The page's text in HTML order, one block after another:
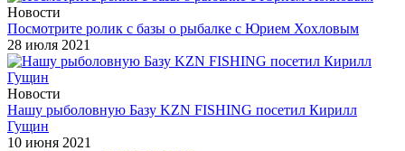
Новости
Посмотрите ролик с базы о рыбалке с Юрием Хохловым
28 июля 2021
Новости
Нашу рыболовную Базу KZN FISHING посетил Кирилл
Гущин
10 июня 2021